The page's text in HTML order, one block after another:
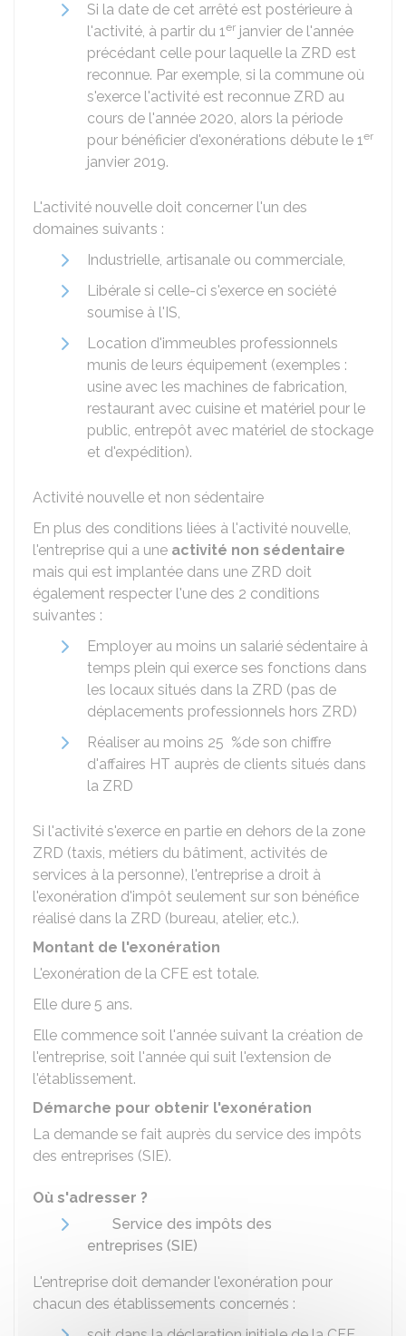
Si la date de cet arrêté est postérieure à
l'activité, à partir du 1er janvier de l'année
précédant celle pour laquelle la ZRD est
reconnue. Par exemple, si la commune où
s'exerce l'activité est reconnue ZRD au
cours de l'année 2020, alors la période
pour bénéficier d'exonérations débute le 1er
janvier 2019.
L'activité nouvelle doit concerner l'un des
domaines suivants :
Industrielle, artisanale ou commerciale,
Libérale si celle-ci s'exerce en société
soumise à l'IS,
Location d'immeubles professionnels
munis de leurs équipement (exemples :
usine avec les machines de fabrication,
restaurant avec cuisine et matériel pour le
public, entrepôt avec matériel de stockage
et d'expédition).
Activité nouvelle et non sédentaire
En plus des conditions liées à l'activité nouvelle,
l'entreprise qui a une activité non sédentaire
mais qui est implantée dans une ZRD doit
également respecter l'une des 2 conditions
suivantes :
Employer au moins un salarié sédentaire à
temps plein qui exerce ses fonctions dans
les locaux situés dans la ZRD (pas de
déplacements professionnels hors ZRD)
Réaliser au moins 25 %de son chiffre
d'affaires HT auprès de clients situés dans
la ZRD
Si l'activité s'exerce en partie en dehors de la zone
ZRD (taxis, métiers du bâtiment, activités de
services à la personne), l'entreprise a droit à
l'exonération d'impôt seulement sur son bénéfice
réalisé dans la ZRD (bureau, atelier, etc.).
Montant de l'exonération
L'exonération de la CFE est totale.
Elle dure 5 ans.
Elle commence soit l'année suivant la création de
l'entreprise, soit l'année qui suit l'extension de
l'établissement.
Démarche pour obtenir l'exonération
La demande se fait auprès du service des impôts
des entreprises (SIE).
Où s'adresser ?
Service des impôts des
entreprises (SIE)
L'entreprise doit demander l'exonération pour
chacun des établissements concernés :